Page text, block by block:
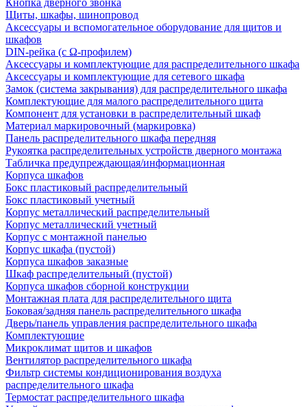
Кнопка дверного звонка
Щиты, шкафы, шинопровод
Аксессуары и вспомогательное оборудование для щитов и
шкафов
DIN-рейка (с Ω-профилем)
Аксессуары и комплектующие для распределительного шкафа
Аксессуары и комплектующие для сетевого шкафа
Замок (система закрывания) для распределительного шкафа
Комплектующие для малого распределительного щита
Компонент для установки в распределительный шкаф
Материал маркировочный (маркировка)
Панель распределительного шкафа передняя
Рукоятка распределительных устройств дверного монтажа
Табличка предупреждающая/информационная
Корпуса шкафов
Бокс пластиковый распределительный
Бокс пластиковый учетный
Корпус металлический распределительный
Корпус металлический учетный
Корпус с монтажной панелью
Корпус шкафа (пустой)
Корпуса шкафов заказные
Шкаф распределительный (пустой)
Корпуса шкафов сборной конструкции
Монтажная плата для распределительного щита
Боковая/задняя панель распределительного шкафа
Дверь/панель управления распределительного шкафа
Комплектующие
Микроклимат щитов и шкафов
Вентилятор распределительного шкафа
Фильтр системы кондиционирования воздуха
распределительного шкафа
Термостат распределительного шкафа